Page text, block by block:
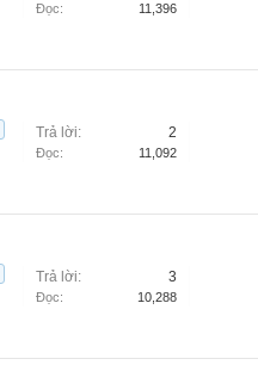
Đọc: 11,396
Trả lời: 2
Đọc: 11,092
Trả lời: 3
Đọc: 10,288